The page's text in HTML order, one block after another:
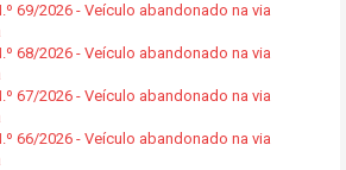
69/2026 - Veículo abandonado na via
68/2026 - Veículo abandonado na via
67/2026 - Veículo abandonado na via
66/2026 - Veículo abandonado na via